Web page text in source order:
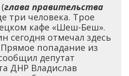
глава правительства
три человека. Трое
кафе «Шеш-Беш».
сегодня отмечал здесь
попадание из
депутат
ДНР Владислав